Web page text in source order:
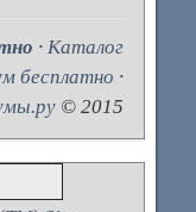
·Каталог
бесплатно ·
© 2015